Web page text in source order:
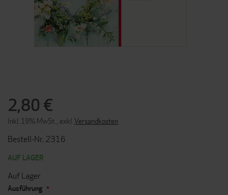
2,80 €
Inkl. 19% MwSt. exkl. Versandkosten
Bestell-Nr. 2316
AUF LAGER
Auf Lager
Ausführung
SPRINGEN